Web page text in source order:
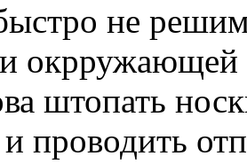
не
штопать
проводить